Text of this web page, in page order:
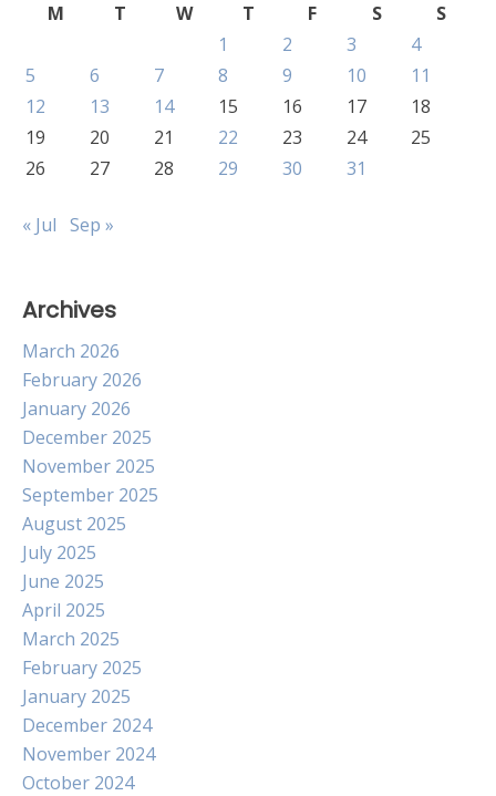
M
T W T F S
S
1
2 3
4
5
6 7 8 9 10
11
12
13 14 15 16 17
18
19
20 21 22 23 24
25
26
27 28 29 30 31
« Jul Sep »
Archives
March 2026
February 2026
January 2026
December 2025
November 2025
September 2025
August 2025
July 2025
June 2025
April 2025
March 2025
February 2025
January 2025
December 2024
November 2024
October 2024